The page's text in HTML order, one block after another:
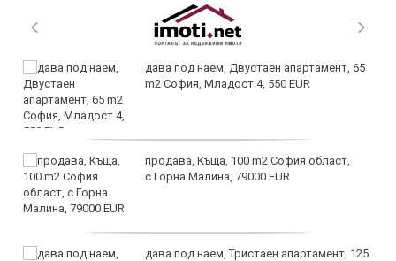
дава под наем, Двустаен апартамент, 65
m2 София, Младост 4, 550 EUR
продава, Къща, 100 m2 София област,
с.Горна Малина, 79000 EUR
дава под наем, Тристаен апартамент, 125